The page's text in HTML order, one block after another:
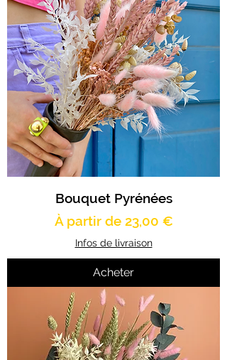
Bouquet Pyrénées
À partir de 23,00 €
Prix promotionnel
Infos de livraison
Acheter